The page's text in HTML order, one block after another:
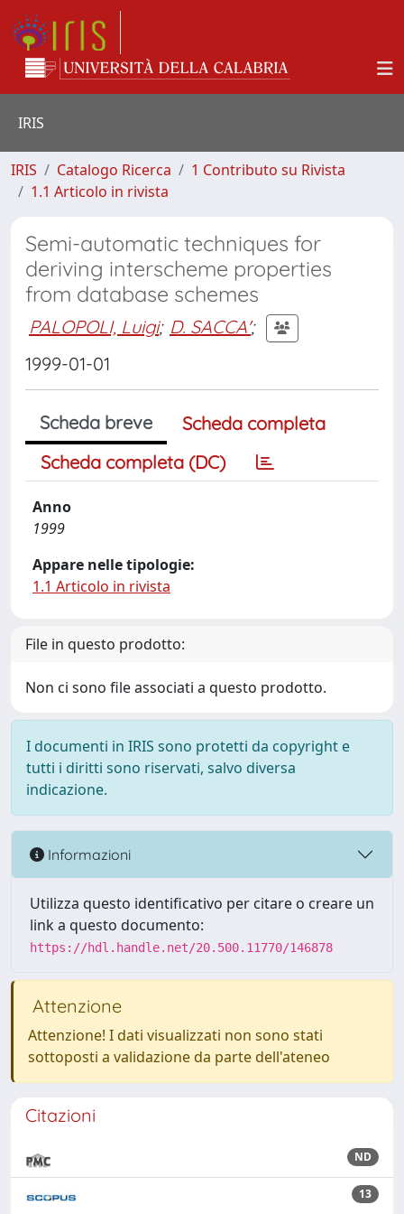
IRIS
IRIS Catalogo Ricerca
1 Contributo su Rivista
1.1 Articolo in rivista
Semi-automatic techniques for
deriving interscheme properties
from database schemes
PALOPOLI, Luigi; D. SACCA';
1999-01-01
Scheda breve
Scheda completa
Scheda completa (DC)
Anno
1999
Appare nelle tipologie:
1.1 Articolo in rivista
File in questo prodotto:
Non ci sono file associati a questo prodotto.
I documenti in IRIS sono protetti da copyright e
tutti i diritti sono riservati, salvo diversa
indicazione.
Informazioni
Utilizza questo identificativo per citare o creare un
link a questo documento:
https://hdl.handle.net/20.500.11770/146878
Attenzione
Attenzione! I dati visualizzati non sono stati
sottoposti a validazione da parte dell'ateneo
Citazioni
ND
13